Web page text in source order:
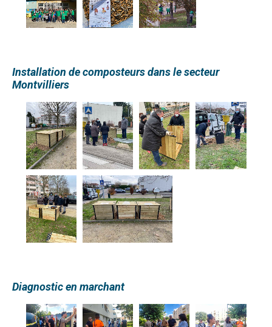
Installation de composteurs dans le secteur
Montvilliers
Diagnostic en marchant